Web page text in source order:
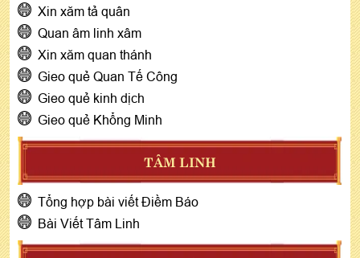
Xin xăm tả quân
Quan âm linh xâm
Xin xăm quan thánh
Gieo quẻ Quan Tế Công
Gieo quẻ kinh dịch
Gieo quẻ Khổng Minh
TÂM LINH
Tổng hợp bài viết Điềm Báo
Bài Viết Tâm Linh